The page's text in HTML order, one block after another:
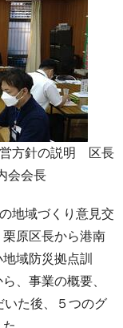
営方針の説明 区長
会会長
地域づくり意見交
原区長から港南
域防災拠点訓
、事業の概要、
いた後、５つのグ